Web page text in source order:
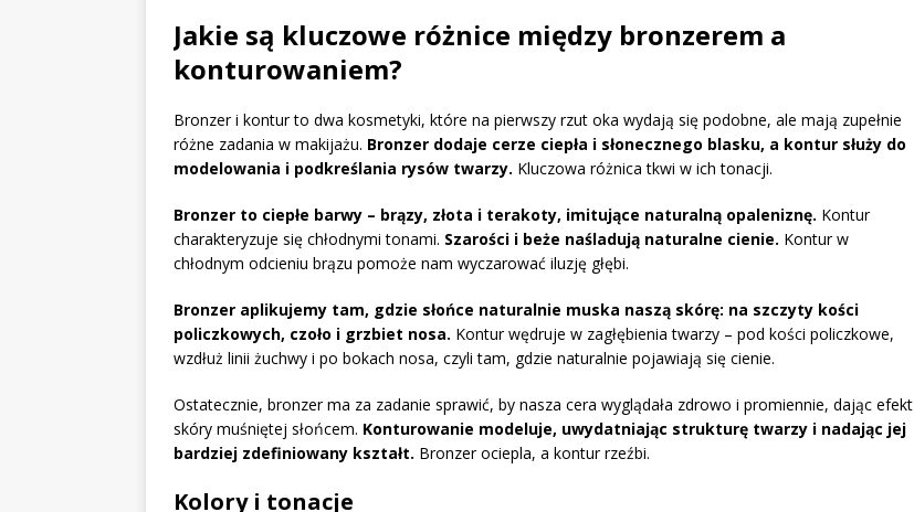
Jakie są kluczowe różnice między bronzerem a
konturowaniem?
Bronzer i kontur to dwa kosmetyki, które na pierwszy rzut oka wydają się podobne, ale mają zupełnie
różne zadania w makijażu. Bronzer dodaje cerze ciepła i słonecznego blasku, a kontur służy do
modelowania i podkreślania rysów twarzy. Kluczowa różnica tkwi w ich tonacji.
Bronzer to ciepłe barwy – brązy, złota i terakoty, imitujące naturalną opaleniznę. Kontur
charakteryzuje się chłodnymi tonami. Szarości i beże naśladują naturalne cienie. Kontur w
chłodnym odcieniu brązu pomoże nam wyczarować iluzję głębi.
Bronzer aplikujemy tam, gdzie słońce naturalnie muska naszą skórę: na szczyty kości
policzkowych, czoło i grzbiet nosa. Kontur wędruje w zagłębienia twarzy – pod kości policzkowe,
wzdłuż linii żuchwy i po bokach nosa, czyli tam, gdzie naturalnie pojawiają się cienie.
Ostatecznie, bronzer ma za zadanie sprawić, by nasza cera wyglądała zdrowo i promiennie, dając efekt
skóry muśniętej słońcem. Konturowanie modeluje, uwydatniając strukturę twarzy i nadając jej
bardziej zdefiniowany kształt. Bronzer ociepla, a kontur rzeźbi.
Kolory i tonacje